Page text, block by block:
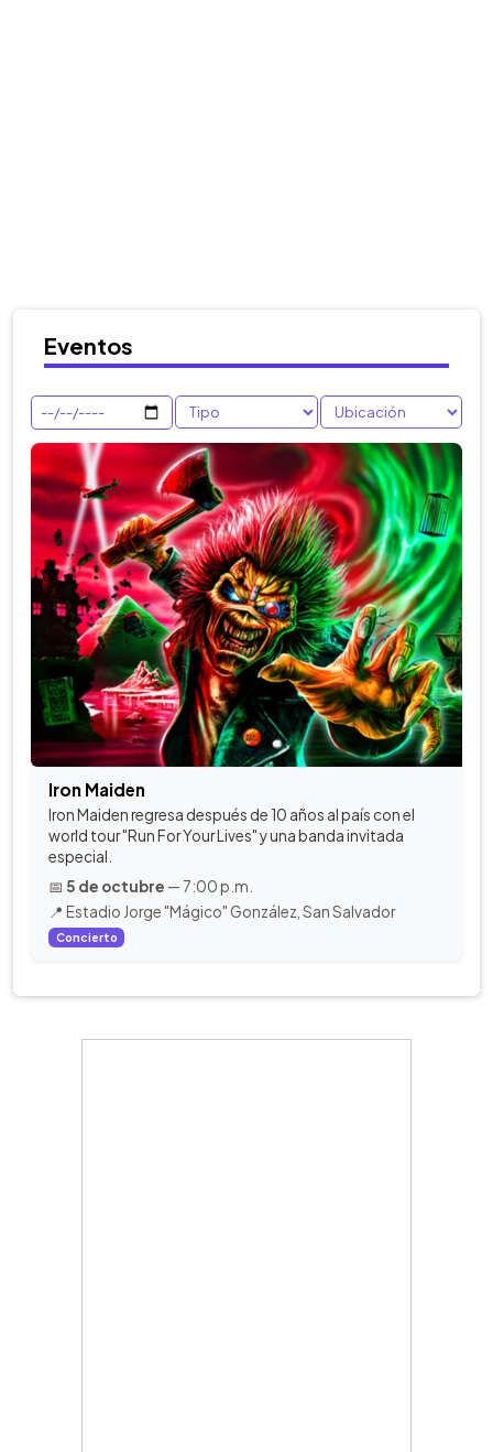
Eventos
Iron Maiden
Iron Maiden regresa después de 10 años al país con el
world tour "Run For Your Lives" y una banda invitada
especial.
📅 5 de octubre — 7:00 p.m.
📍 Estadio Jorge "Mágico" González, San Salvador
Concierto